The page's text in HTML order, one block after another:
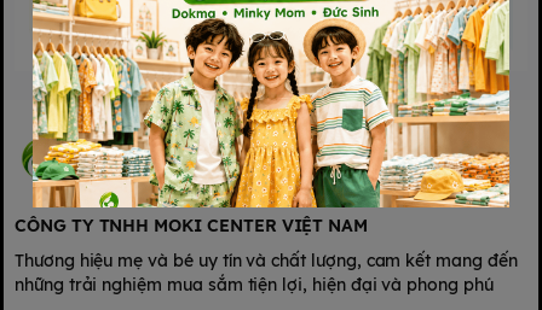
CÔNG TY TNHH MOKI CENTER VIỆT NAM
Thương hiệu mẹ và bé uy tín và chất lượng, cam kết mang đến
những trải nghiệm mua sắm tiện lợi, hiện đại và phong phú